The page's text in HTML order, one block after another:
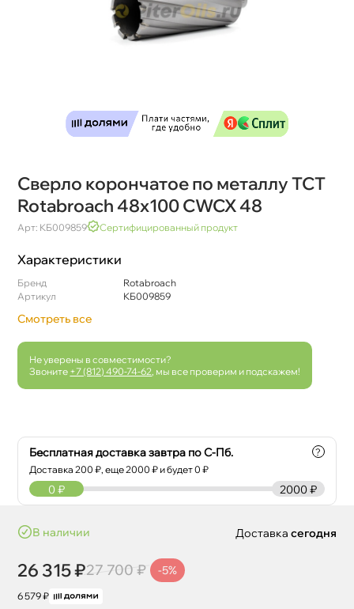
Сверло корончатое по металлу TCT
Rotabroach 48х100 CWCX 48
Арт: КБ009859 Сертифицированный продукт
Характеристики
Бренд
Rotabroach
Артикул
КБ009859
Смотреть все
Не уверены в совместимости?
Звоните +7 (812) 490-74-62 , мы все проверим и подскажем!
Бесплатная доставка завтра по С-Пб.
Доставка200 ₽, еще2000 ₽ и будет 0 ₽
?
2000 ₽
0 ₽
наличии
26 315 ₽27 700 ₽ -5%
6 579 ₽
Доставка сегодня